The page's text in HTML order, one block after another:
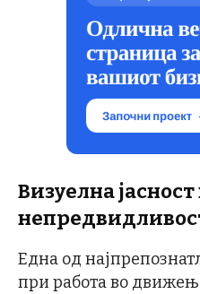
Визуелна јасност
Една од
при работа во